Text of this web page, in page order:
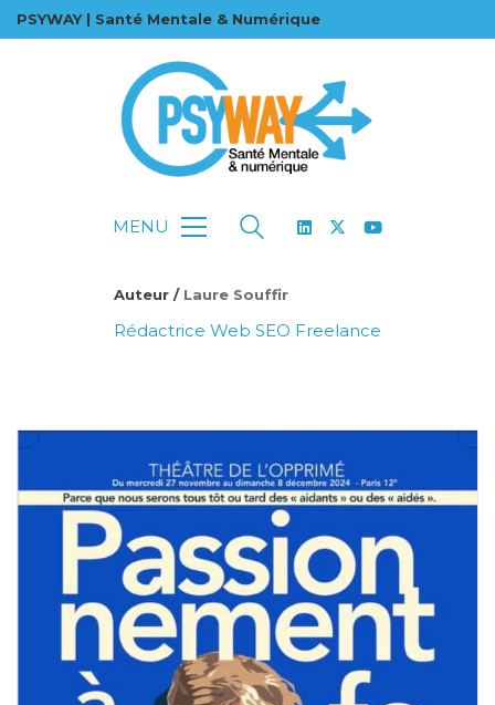
PSYWAY | Santé Mentale & Numérique
MENU
Auteur / Laure Souffir
Rédactrice Web SEO Freelance